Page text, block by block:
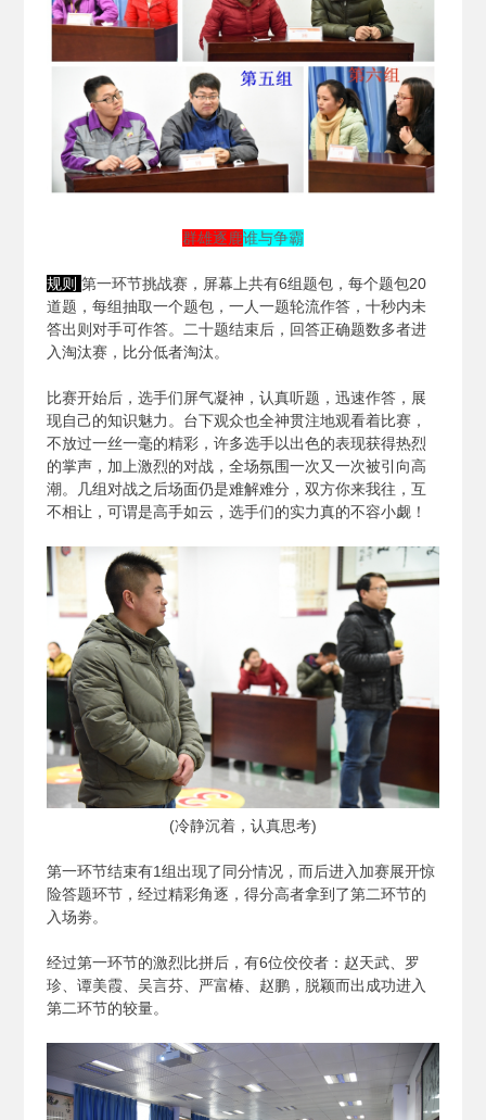
群雄逐鹿谁与争霸
规则 第一环节挑战赛，屏幕上共有6组题包，每个题包20
道题，每组抽取一个题包，一人一题轮流作答，十秒内未
答出则对手可作答。二十题结束后，回答正确题数多者进
入淘汰赛，比分低者淘汰。
比赛开始后，选手们屏气凝神，认真听题，迅速作答，展
现自己的知识魅力。台下观众也全神贯注地观看着比赛，
不放过一丝一毫的精彩，许多选手以出色的表现获得热烈
的掌声，加上激烈的对战，全场氛围一次又一次被引向高
潮。几组对战之后场面仍是难解难分，双方你来我往，互
不相让，可谓是高手如云，选手们的实力真的不容小觑！
(冷静沉着，认真思考)
第一环节结束有1组出现了同分情况，而后进入加赛展开惊
险答题环节，经过精彩角逐，得分高者拿到了第二环节的
入场劵。
经过第一环节的激烈比拼后，有6位佼佼者：赵天武、罗
珍、谭美霞、吴言芬、严富椿、赵鹏，脱颖而出成功进入
第二环节的较量。